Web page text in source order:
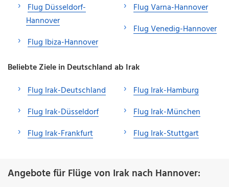
Flug Düsseldorf-
Hannover
Flug Ibiza-Hannover
Flug Varna-Hannover
Flug Venedig-Hannover
Beliebte Ziele in Deutschland ab Irak
Flug Irak-Deutschland
Flug Irak-Düsseldorf
Flug Irak-Frankfurt
Flug Irak-Hamburg
Flug Irak-München
Flug Irak-Stuttgart
Angebote für Flüge von Irak nach Hannover: